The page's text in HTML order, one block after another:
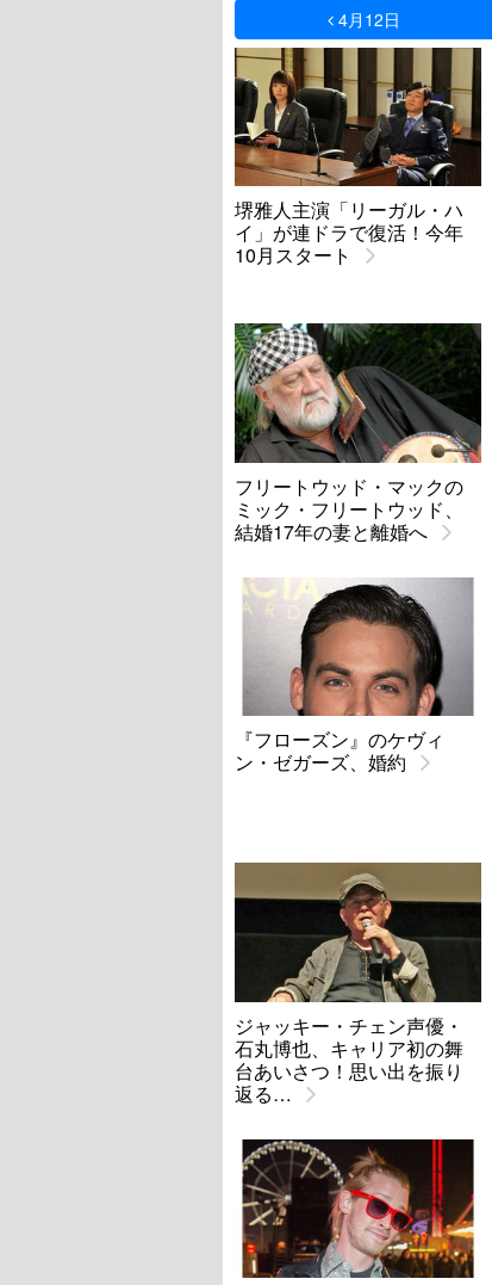
4月12日
堺雅人主演「リーガル・ハ
イ」が連ドラで復活！今年
10月スタート
フリートウッド・マックの
ミック・フリートウッド、
結婚17年の妻と離婚へ
『フローズン』のケヴィ
ン・ゼガーズ、婚約
ジャッキー・チェン声優・
石丸博也、キャリア初の舞
台あいさつ！思い出を振り
返る…